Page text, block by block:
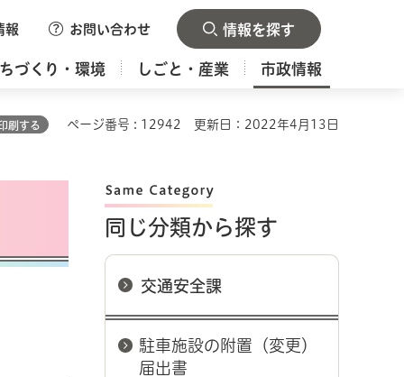
報 お問い合わせ 情報を探す
づくり・環境 しごと・産業 市政情報
刷する ページ番号 : 12942 更新日：2022年4月13日
同じ分類から探す
交通安全課
駐車施設の附置（変更）
届出書